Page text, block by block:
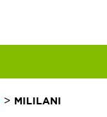
> MILILANI